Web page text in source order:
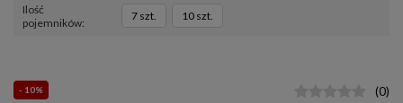
ilość
pojemników
7 szt. 10 szt.
- 10% (0)